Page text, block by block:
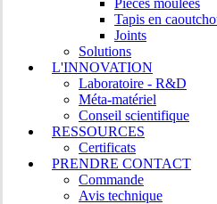
Pièces moulées
Tapis en
Joints
Solutions
L'INNOVATION
Laboratoire - R&D
Méta-matériel
Conseil scientifique
RESSOURCES
Certificats
PRENDRE CONTACT
Commande
Avis technique